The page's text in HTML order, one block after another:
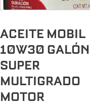
ACEITE MOBIL
10W30 GALÓN
SUPER
MULTIGRADO
MOTOR